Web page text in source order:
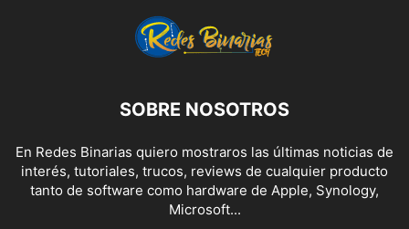
SOBRE NOSOTROS
En Redes Binarias quiero mostraros las últimas noticias de
interés, tutoriales, trucos, reviews de cualquier producto
tanto de software como hardware de Apple, Synology,
Microsoft...